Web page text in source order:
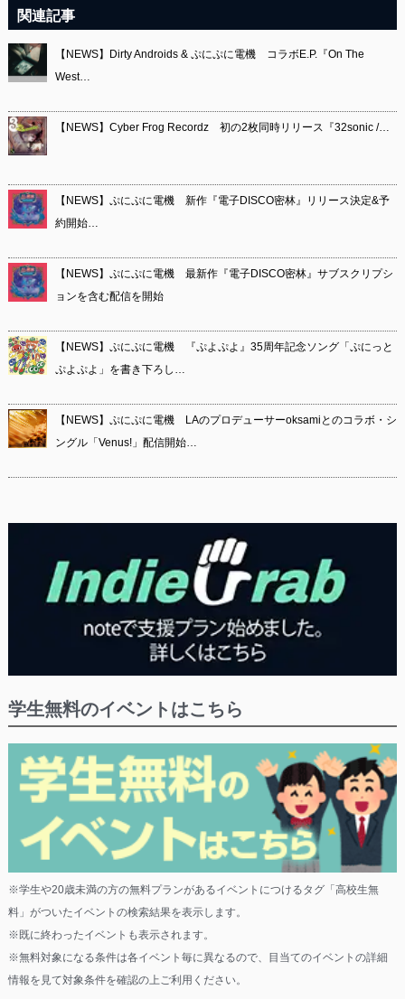
関連記事
【NEWS】Dirty Androids & ぷにぷに電機 コラボE.P.『On The
West…
【NEWS】Cyber Frog Recordz 初の2枚同時リリース『32sonic /…
【NEWS】ぷにぷに電機 新作『電子DISCO密林』リリース決定&予
約開始…
【NEWS】ぷにぷに電機 最新作『電子DISCO密林』サブスクリプシ
ョンを含む配信を開始
【NEWS】ぷにぷに電機 『ぷよぷよ』35周年記念ソング「ぷにっと
ぷよぷよ」を書き下ろし…
【NEWS】ぷにぷに電機 LAのプロデューサーoksamiとのコラボ・シ
ングル「Venus!」配信開始…
学生無料のイベントはこちら
※学生や20歳未満の方の無料プランがあるイベントにつけるタグ「高校生無
料」がついたイベントの検索結果を表示します。
※既に終わったイベントも表示されます。
※無料対象になる条件は各イベント毎に異なるので、目当てのイベントの詳細
情報を見て対象条件を確認の上ご利用ください。